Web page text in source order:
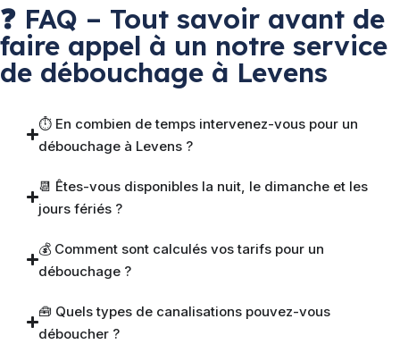
❓ FAQ – Tout savoir avant de
faire appel à un notre service
de débouchage à Levens
⏱️ En combien de temps intervenez-vous pour un
débouchage à Levens ?
📆 Êtes-vous disponibles la nuit, le dimanche et les
jours fériés ?
💰 Comment sont calculés vos tarifs pour un
débouchage ?
🧰 Quels types de canalisations pouvez-vous
déboucher ?